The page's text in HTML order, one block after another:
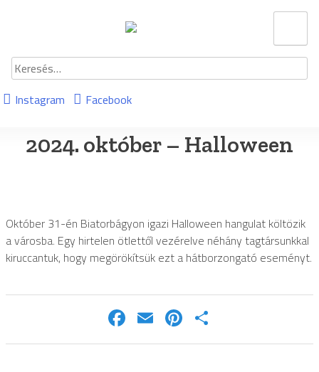
tartalomhoz
Keresés:
Instagram
Facebook
2024. október – Halloween
Október 31-én Biatorbágyon igazi Halloween hangulat költözik
a városba. Egy hirtelen ötlettől vezérelve néhány tagtársunkkal
kiruccantuk, hogy megörökítsük ezt a hátborzongató eseményt.
Facebook
EmailPinterest
meg